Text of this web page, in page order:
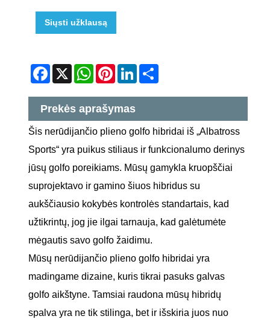
Siųsti užklausą
Facebook
X WhatsApp
Pinterest
LinkedIn
Prekės aprašymas
Šis nerūdijančio plieno golfo hibridai iš „Albatross
Sports“ yra puikus stiliaus ir funkcionalumo derinys
jūsų golfo poreikiams. Mūsų gamykla kruopščiai
suprojektavo ir gamino šiuos hibridus su
aukščiausio kokybės kontrolės standartais, kad
užtikrintų, jog jie ilgai tarnauja, kad galėtumėte
mėgautis savo golfo žaidimu.
Mūsų nerūdijančio plieno golfo hibridai yra
madingame dizaine, kuris tikrai pasuks galvas
golfo aikštyne. Tamsiai raudona mūsų hibridų
spalva yra ne tik stilinga, bet ir išskiria juos nuo